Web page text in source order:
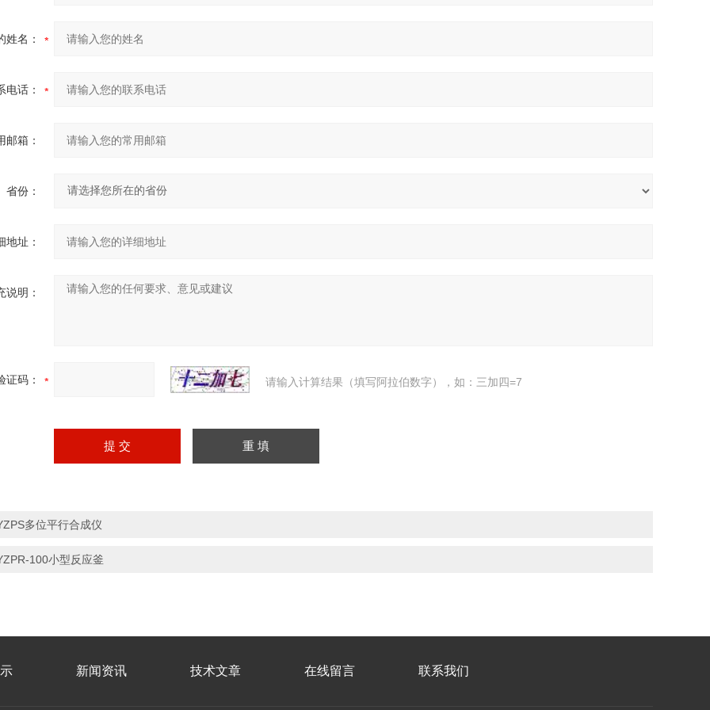
姓名：
电话：
邮箱：
省份：
地址：
说明：
证码： 请输入计算结果（填写阿拉伯数字），如：三加四=7
多位平行合成仪
100小型反应釜
新闻资讯 技术文章 在线留言 联系我们